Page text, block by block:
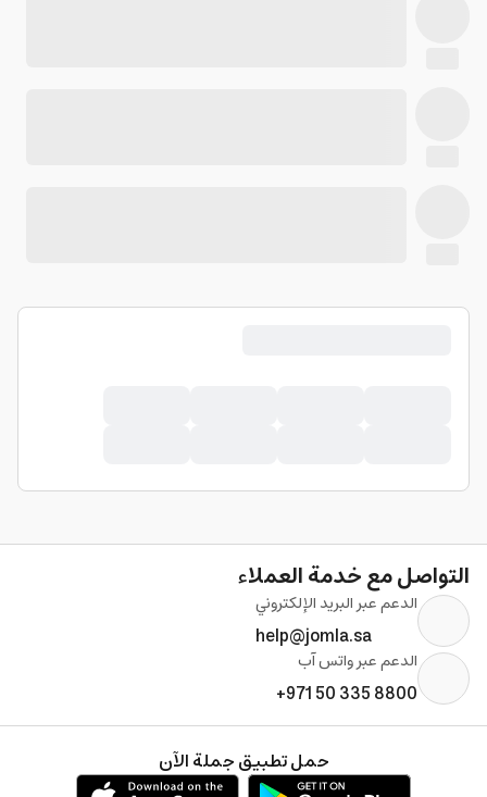
التواصل مع خدمة العملاء
الدعم عبر البريد الإلكتروني
help@jomla.sa
الدعم عبر واتس آب
+971 50 335 8800
حمل تطبيق جملة الآن